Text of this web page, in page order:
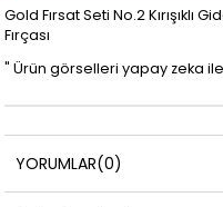
Gold Fırsat Seti No.2 Kırışıklı
Fırçası
" Ürün görselleri yapay zeka
YORUMLAR(0)